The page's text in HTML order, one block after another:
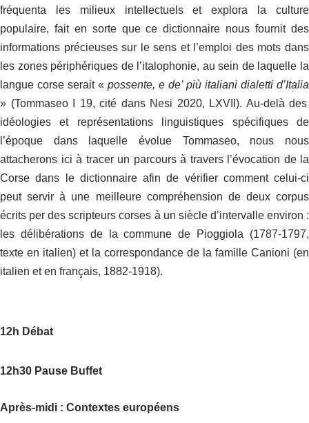
fréquenta les milieux intellectuels et explora la culture
populaire, fait en sorte que ce dictionnaire nous fournit des
informations précieuses sur le sens et l’emploi des mots dans
les zones périphériques de l’italophonie, au sein de laquelle la
langue corse serait « possente, e de’ più italiani dialetti d’Italia
» (Tommaseo I 19, cité dans Nesi 2020, LXVII). Au-delà des
idéologies et représentations linguistiques spécifiques de
l’époque dans laquelle évolue Tommaseo, nous nous
attacherons ici à tracer un parcours à travers l’évocation de la
Corse dans le dictionnaire afin de vérifier comment celui-ci
peut servir à une meilleure compréhension de deux corpus
écrits per des scripteurs corses à un siècle d’intervalle environ :
les délibérations de la commune de Pioggiola (1787-1797,
texte en italien) et la correspondance de la famille Canioni (en
italien et en français, 1882-1918).
12h Débat
12h30 Pause Buffet
Après-midi : Contextes européens